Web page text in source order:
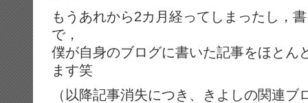
もうあれから2カ月経ってしまったし，
で，
僕が自身のブログに書いた記事をほとん
ます笑
（以降記事消失につき、きよしの関連ブ